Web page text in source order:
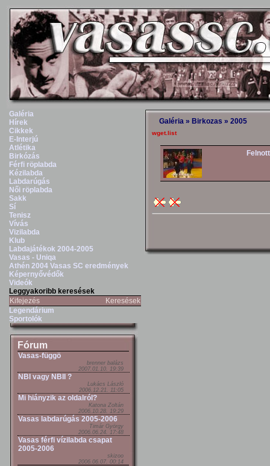
Galéria
Hírek
Cikkek
E-Interjú
Atlétika
Birkózás
Férfi röplabda
Kézilabda
Labdarúgás
Női röplabda
Sakk
Sí
Tenisz
Vívás
Vizilabda
Klub
Labdajátékok 2004-2005
Vasas - Uniqa
Athén 2004 Vasas SC eredmények
Képernyővédők
Videók
Leggyakoribb keresések
Kifejezés
Keresések
Legendárium
Sportolók
Fórum
Vasas-függö
brenner balázs
2007.01.10. 19:39
NBI vagy NBII ?
Lukács László
2006.12.21. 11:05
Mi hiányzik az oldalról?
Katona Zoltán
2006.10.28. 19:29
Vasas labdarúgás 2005-2006
Timár György
2006.06.24. 17:48
Vasas férfi vízilabda csapat
2005-2006
skizoo
2006.06.07. 00:14
Galéria » Birkozas » 2005
wget.list
Felnott